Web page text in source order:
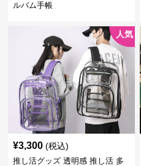
ルバム手帳
人気
¥3,300 (税込)
推し活グッズ 透明感 推し活 多